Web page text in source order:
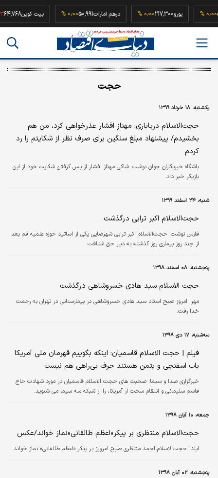
۰٫۰۰ % یورو217,300 ۰٫۰۰ % درهم امارات50,991 ۰٫۰۰ % بیت کوین
حجت
یکشنبه، ۱۸ خرداد ۱۳۹۹
حجت‌الاسلام دریاباری: مهناز افشار عذرخواهی کرد، من هم
بخشیدم/ پیشنهاد مبلغ سنگین برای صرف نظر از شکایتم را رد
کردم
باشگاه خبرنگاران جوان نوشت: شاکی مهناز افشار از پس گرفتن شکایت خود از این
بازیگر خبر داد.
شنبه، ۲۴ اسفند ۱۳۹۹
حجت‌الاسلام اکبر ترابی درگذشت
فارس نوشت: حجت‌الاسلام اکبر ترابی شهرضایی یکی از اساتید حوزه علمیه قم بعد
از چند روز بیماری روز گذشته به دیار حق شتافت.
پنجشنبه، ۰۸ اسفند ۱۳۹۸
حجت الاسلام سید هادی خسروشاهی درگذشت
مهر: امروز صبح استاد سید هادی خسروشاهی در بیمارستانی در تهران به رحمت
خدا رفت.
سه‌شنبه، ۱۷ دی ۱۳۹۸
فیلم | حجت الاسلام قاسمیان: اینکه بگوییم قهرمان ملی آمریکا
باب اسفنجی و بتمن هستند حرف بی‌راهی هم نیست
خبرگزاری صدا و سیما: صحبت های حجت الاسلام قاسمیان در مورد شهادت حاج
قاسم سلیمانی و انتقام سخت از آمریکا، را از شبکه سه سیما می شنوید.
جمعه، ۱۰ آبان ۱۳۹۸
حجت‌الاسلام منتظری بر پیکر«اعظم طالقانی»نماز خواند/عکس
ایلنا: حجت‌الاسلام احمد منتظری صبح امرورز بر پیکر «اعظم طالقانی» نماز خواند.
پنجشنبه، ۰۲ آبان ۱۳۹۸